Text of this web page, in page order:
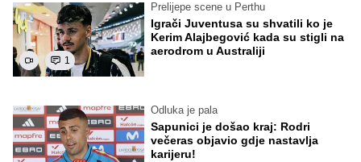
1
Prelijepe scene u Perthu
Igrači Juventusa su shvatili ko je
Kerim Alajbegović kada su stigli na
aerodrom u Australiji
Odluka je pala
Sapunici je došao kraj: Rodri
večeras objavio gdje nastavlja
karijeru!